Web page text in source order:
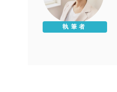
執筆者